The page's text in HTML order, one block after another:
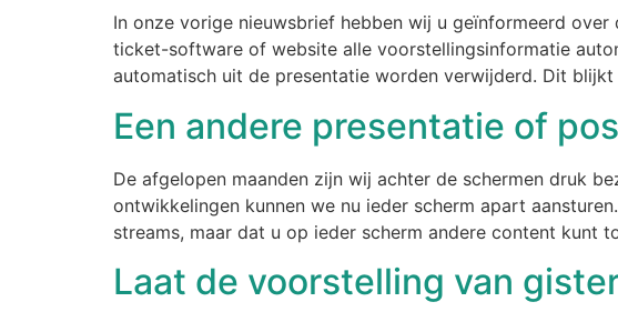
In onze vorige nieuwsbrief hebben wij u geïnformeerd
ticket-software of website alle voorstellingsinformatie
automatisch uit de presentatie worden verwijderd. Dit
Een andere presentatie of
De afgelopen maanden zijn wij achter de schermen druk
ontwikkelingen kunnen we nu ieder scherm apart
streams, maar dat u op ieder scherm andere content kunt
Laat de voorstelling van